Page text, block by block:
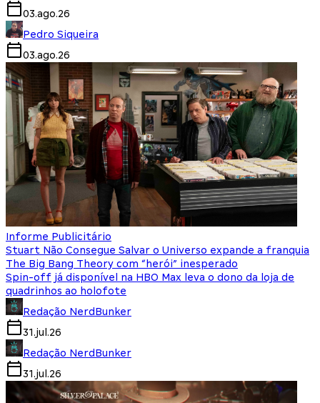
03.ago.26
Pedro Siqueira
03.ago.26
Informe Publicitário
Stuart Não Consegue Salvar o Universo expande a franquia
The Big Bang Theory com “herói” inesperado
Spin-off já disponível na HBO Max leva o dono da loja de
quadrinhos ao holofote
Redação NerdBunker
31.jul.26
Redação NerdBunker
31.jul.26